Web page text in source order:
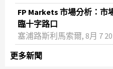
FP Markets 市場分析：市
臨十字路口
塞浦路斯利馬索爾, 8月 7
更多新聞